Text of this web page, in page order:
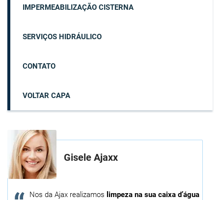
IMPERMEABILIZAÇÃO CISTERNA
SERVIÇOS HIDRÁULICO
CONTATO
VOLTAR CAPA
Gisele Ajaxx
Nos da Ajax realizamos limpeza na sua caixa d’água